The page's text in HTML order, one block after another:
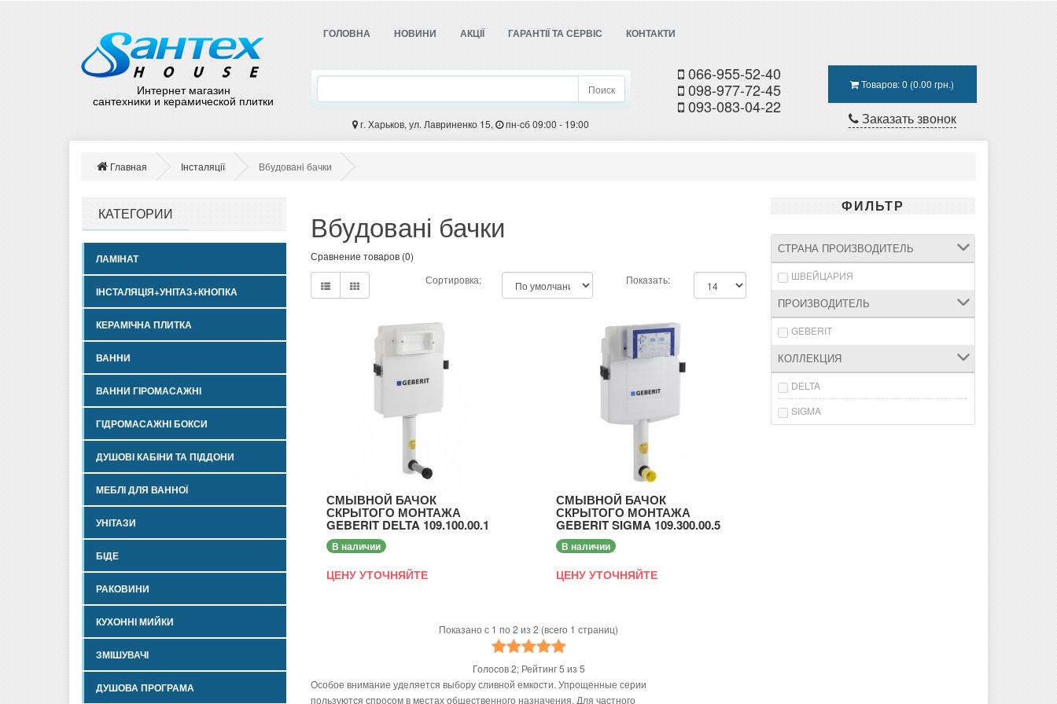
Интернет магазин
сантехники и керамической плитки
ГОЛОВНА НОВИНИ АКЦІЇ ГАРАНТІЇ ТА СЕРВІС КОНТАКТИ
Поиск
г. Харьков, ул. Лавриненко 15, пн-cб 09:00 - 19:00
066-955-52-40
098-977-72-45
093-083-04-22
Товаров: 0 (0.00 грн.)
Заказать звонок
Главная Інсталяції Вбудовані бачки
КАТЕГОРИИ
ЛАМІНАТ
ІНСТАЛЯЦІЯ+УНІТАЗ+КНОПКА
КЕРАМІЧНА ПЛИТКА
ВАННИ
ВАННИ ГІРОМАСАЖНІ
ГІДРОМАСАЖНІ БОКСИ
ДУШОВІ КАБІНИ ТА ПІДДОНИ
МЕБЛІ ДЛЯ ВАННОЇ
УНІТАЗИ
БІДЕ
РАКОВИНИ
КУХОННІ МИЙКИ
ЗМІШУВАЧІ
ДУШОВА ПРОГРАМА
Вбудовані бачки
Сравнение товаров (0)
Сортировка:
Показать:
СМЫВНОЙ БАЧОК
СКРЫТОГО МОНТАЖА
GEBERIT DELTA 109.100.00.1
В наличии
ЦЕНУ УТОЧНЯЙТЕ
СМЫВНОЙ БАЧОК
СКРЫТОГО МОНТАЖА
GEBERIT SIGMA 109.300.00.5
В наличии
ЦЕНУ УТОЧНЯЙТЕ
Показано с 1 по 2 из 2 (всего 1 страниц)
Голосов2; Рейтинг5 из 5
Особое внимание уделяется выбору сливной емкости. Упрощенные серии
пользуются спросом в местах общественного назначения. Для частного
ФИЛЬТР
СТРАНА ПРОИЗВОДИТЕЛЬ
ШВЕЙЦАРИЯ
ПРОИЗВОДИТЕЛЬ
GEBERIT
КОЛЛЕКЦИЯ
DELTA
SIGMA